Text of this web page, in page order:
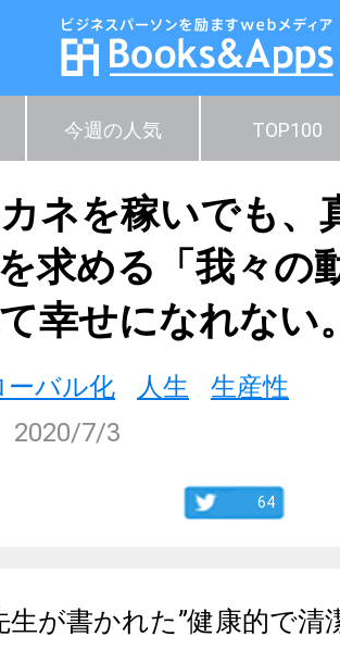
今週の人気 TOP100
ネを稼いでも、
求める「我々の
幸せになれない
ーバル化 人生
生産性
2020/7/3
64
生が書かれた”健康的で清